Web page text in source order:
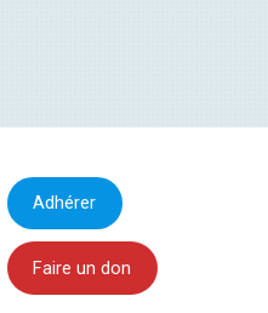
Adhérer
Faire un don